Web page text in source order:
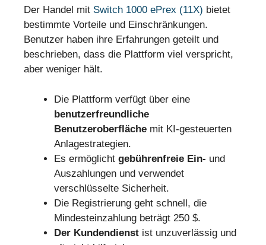
Der Handel mit Switch 1000 ePrex (11X) bietet
bestimmte Vorteile und Einschränkungen.
Benutzer haben ihre Erfahrungen geteilt und
beschrieben, dass die Plattform viel verspricht,
aber weniger hält.
Die Plattform verfügt über eine
benutzerfreundliche
Benutzeroberfläche mit KI-gesteuerten
Anlagestrategien.
Es ermöglicht gebührenfreie Ein- und
Auszahlungen und verwendet
verschlüsselte Sicherheit.
Die Registrierung geht schnell, die
Mindesteinzahlung beträgt 250 $.
Der Kundendienst ist unzuverlässig und